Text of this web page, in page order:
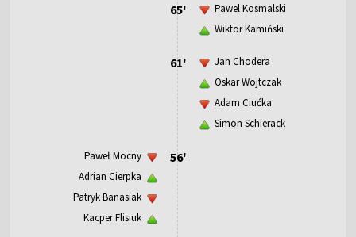
65'
Pawel Kosmalski
Wiktor Kamiński
61'
Jan Chodera
Oskar Wojtczak
Adam Ciućka
Simon Schierack
56'
Paweł Mocny
Adrian Cierpka
Patryk Banasiak
Kacper Flisiuk